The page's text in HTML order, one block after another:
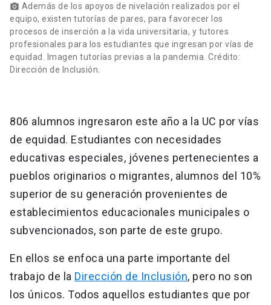
photo_camera Además de los apoyos de nivelación realizados por el
equipo, existen tutorías de pares, para favorecer los
procesos de inserción a la vida universitaria, y tutores
profesionales para los estudiantes que ingresan por vías de
equidad. Imagen tutorías previas a la pandemia. Crédito:
Dirección de Inclusión.
806 alumnos ingresaron este año a la UC por vías
de equidad. Estudiantes con necesidades
educativas especiales, jóvenes pertenecientes a
pueblos originarios o migrantes, alumnos del 10%
superior de su generación provenientes de
establecimientos educacionales municipales o
subvencionados, son parte de este grupo.
En ellos se enfoca una parte importante del
trabajo de la Dirección de Inclusión, pero no son
los únicos. Todos aquellos estudiantes que por